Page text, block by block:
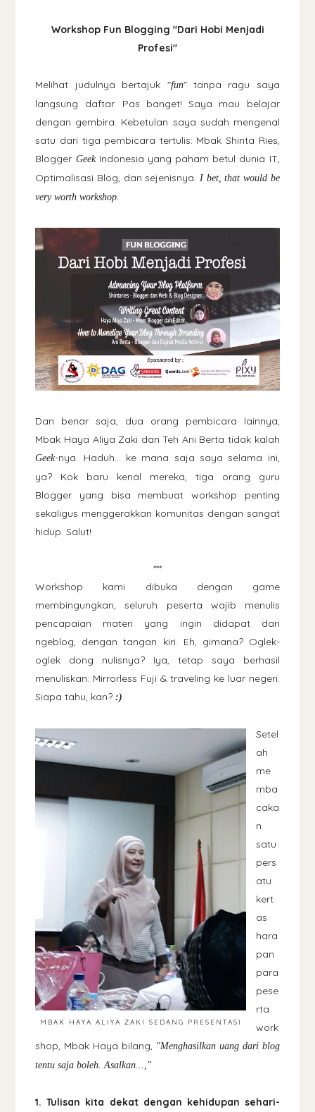
Workshop Fun Blogging "Dari Hobi Menjadi
Profesi"
Melihat judulnya bertajuk "fun" tanpa ragu saya
langsung daftar. Pas banget! Saya mau belajar
dengan gembira. Kebetulan saya sudah mengenal
satu dari tiga pembicara tertulis: Mbak Shinta Ries,
Blogger GeekIndonesia yang paham betul dunia IT,
Optimalisasi Blog, dan sejenisnya. I bet, that would be
very worth workshop.
Dan benar saja, dua orang pembicara lainnya,
Mbak Haya Aliya Zaki dan Teh Ani Berta tidak kalah
Geek-nya. Haduh... ke mana saja saya selama ini,
ya? Kok baru kenal mereka, tiga orang guru
Blogger yang bisa membuat workshop penting
sekaligus menggerakkan komunitas dengan sangat
hidup. Salut!
***
Workshop kami dibuka dengan game
membingungkan, seluruh peserta wajib menulis
pencapaian materi yang ingin didapat dari
ngeblog, dengan tangan kiri. Eh, gimana? Oglek-
oglek dong nulisnya? Iya, tetap saya berhasil
menuliskan: Mirrorless Fuji & traveling ke luar negeri.
Siapa tahu, kan?:)
MBAK HAYA ALIYA ZAKI SEDANG PRESENTASI
Setel
ah
me
mba
caka
n
satu
pers
atu
kert
as
hara
pan
para
pese
rta
work
shop, Mbak Haya bilang, "Menghasilkan uang dari blog
tentu saja boleh. Asalkan...,"
1. Tulisan kita dekat dengan kehidupan sehari-